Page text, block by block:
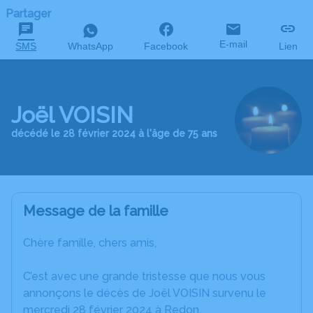
Partager
SMS WhatsApp Facebook E-mail Lien
Joël VOISIN
décédé le 28 février 2024 à l'âge de 75 ans
Message de la famille
Chère famille, chers amis,
C’est avec une grande tristesse que nous vous
annonçons le décès de Joël VOISIN survenu le
mercredi 28 février 2024 à Redon.